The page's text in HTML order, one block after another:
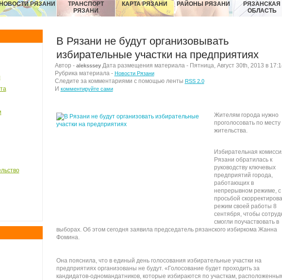
РЯЗАНИ
ТРАНСПОРТ
РЯЗАНИ
КАРТА РЯЗАНИ РАЙОНЫ РЯЗАНИ
РЯЗАНСКАЯ
ОБЛАСТЬ
В Рязани не будут организовывать
избирательные участки на предприятиях
Автор - alekssseyДата размещения материала - Пятница, Август 30th, 2013 в
Рубрика материала - Новости Рязани
Следите за комментариями с помощью ленты RSS 2.0
И комментируйте сами
Жителям города нужно
проголосовать по месту
жительства.
Избирательная
Рязани обратилась к
руководству ключевых
предприятий города,
работающих в
непрерывном режиме, с
просьбой
режим своей работы 8
сентября, чтобы
смогли поучаствовать в
выборах. Об этом сегодня заявила председатель рязанского избиркома Жанна
Фомина.
Она пояснила, что в единый день голосования избирательные участки на
предприятиях организованы не будут. «Голосование будет проходить за
кандидатов-одномандатников, которые избираются по участкам,